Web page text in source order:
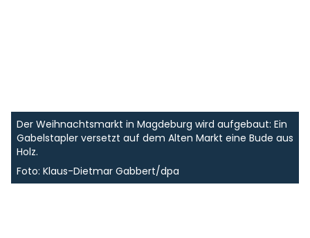
Der Weihnachtsmarkt in Magdeburg wird aufgebaut: Ein
Gabelstapler versetzt auf dem Alten Markt eine Bude aus
Holz.
Foto: Klaus-Dietmar Gabbert/dpa